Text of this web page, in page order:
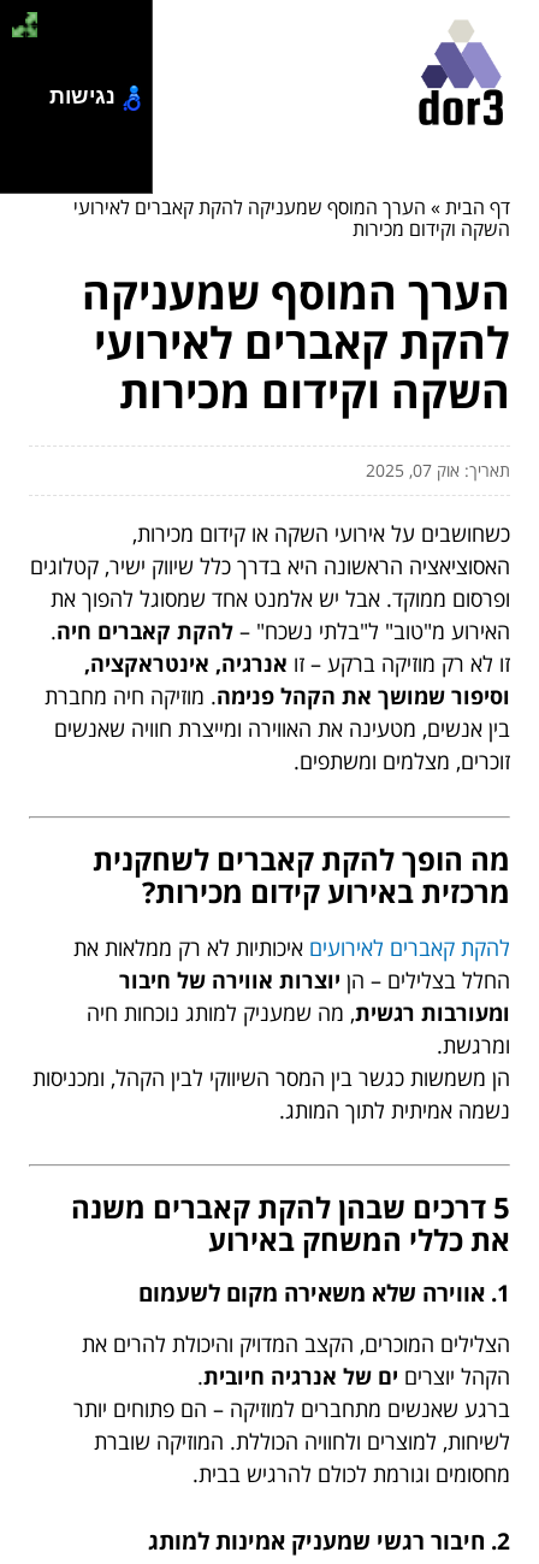
דף הבית» הערך המוסף שמעניקה להקת קאברים לאירועי
השקה וקידום מכירות
הערך המוסף שמעניקה
להקת קאברים לאירועי
השקה וקידום מכירות
תאריך: אוק 07, 2025
כשחושבים על אירועי השקה או קידום מכירות,
האסוציאציה הראשונה היא בדרך כלל שיווק ישיר, קטלוגים
ופרסום ממוקד. אבל יש אלמנט אחד שמסוגל להפוך את
האירוע מ"טוב" ל"בלתי נשכח" – להקת קאברים חיה.
זו לא רק מוזיקה ברקע – זו אנרגיה, אינטראקציה,
וסיפור שמושך את הקהל פנימה. מוזיקה חיה מחברת
בין אנשים, מטעינה את האווירה ומייצרת חוויה שאנשים
זוכרים, מצלמים ומשתפים.
מה הופך להקת קאברים לשחקנית
מרכזית באירוע קידום מכירות?
להקת קאברים לאירועים איכותיות לא רק ממלאות את
החלל בצלילים – הן יוצרות אווירה של חיבור
ומעורבות רגשית, מה שמעניק למותג נוכחות חיה
ומרגשת.
הן משמשות כגשר בין המסר השיווקי לבין הקהל, ומכניסות
נשמה אמיתית לתוך המותג.
5 דרכים שבהן להקת קאברים משנה
את כללי המשחק באירוע
1. אווירה שלא משאירה מקום לשעמום
הצלילים המוכרים, הקצב המדויק והיכולת להרים את
הקהל יוצרים ים של אנרגיה חיובית.
ברגע שאנשים מתחברים למוזיקה – הם פתוחים יותר
לשיחות, למוצרים ולחוויה הכוללת. המוזיקה שוברת
מחסומים וגורמת לכולם להרגיש בבית.
2. חיבור רגשי שמעניק אמינות למותג
נגישות